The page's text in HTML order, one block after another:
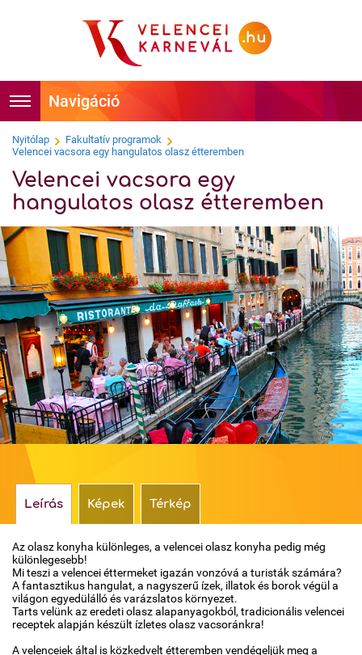
Foglalás
Időpontok
Programok
Látnivalók
Tudnivalók
Kapcsolat
Főoldal
Hírek
Velencei Karnevál története
Hírességek
Képek
Videók
Időjárás
Térkép
Nyitólap
Fakultatív programok
Velencei vacsora egy hangulatos olasz étteremben
Velencei vacsora egy
hangulatos olasz étteremben
Leírás Képek Térkép
Az olasz konyha különleges, a velencei olasz konyha pedig még
különlegesebb!
Mi teszi a velencei éttermeket igazán vonzóvá a turisták számára?
A fantasztikus hangulat, a nagyszerű ízek, illatok és borok végül a
világon egyedülálló és varázslatos környezet.
Tarts velünk az eredeti olasz alapanyagokból, tradicionális velencei
receptek alapján készült ízletes olasz vacsoránkra!
A velenceiek által is közkedvelt étteremben vendégeljük meg a